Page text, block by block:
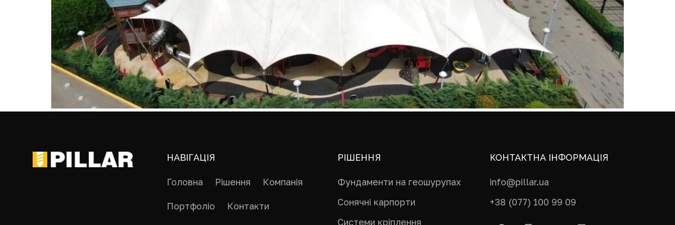
НАВІГАЦІЯ
Головна Рішення Компанія
Портфоліо Контакти
РІШЕННЯ
Фундаменти на геошурупах
Сонячні карпорти
Системи кріплення
КОНТАКТНА ІНФОРМАЦІЯ
info@pillar.ua
+38 (077) 100 99 09